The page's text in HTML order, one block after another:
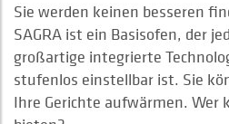
Sie werden keinen besseren
SAGRA ist ein Basisofen, der
großartige integrierte
stufenlos einstellbar ist. Sie
Ihre Gerichte aufwärmen. Wer